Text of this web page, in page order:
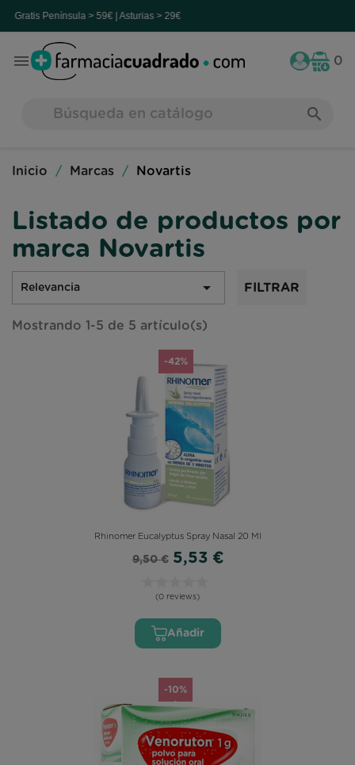
Península > 59€ | Asturias > 29€
 0
search
Inicio Marcas Novartis
Listado de productos por
marca Novartis
Relevancia  FILTRAR
Mostrando 1-5 de 5 artículo(s)
Rhinomer Eucalyptus Spray Nasal 20 Ml
9,50 € 5,53 €
(0 reviews)
Añadir
-42%
-10%